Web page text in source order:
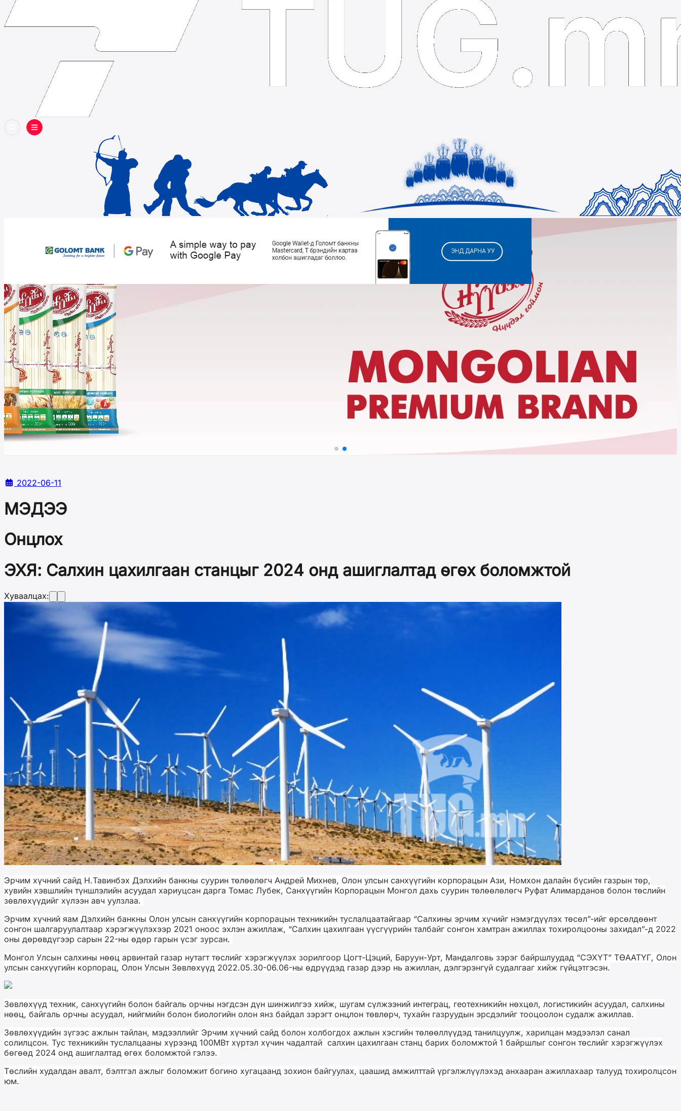
2022-06-11
МЭДЭЭ
Онцлох
ЭХЯ: Салхин цахилгаан станцыг 2024 онд ашиглалтад өгөх боломжтой
Хуваалцах:
Эрчим хүчний сайд Н.Тавинбэх Дэлхийн банкны суурин төлөөлөгч Андрей Михнев, Олон улсын санхүүгийн корпорацын Ази, Номхон далайн бүсийн газрын төр,
хувийн хэвшлийн түншлэлийн асуудал хариуцсан дарга Томас Лубек, Санхүүгийн Корпорацын Монгол дахь суурин төлөөлөлөгч Руфат Алимарданов болон төслийн
зөвлөхүүдийг хүлээн авч уулзлаа.
Эрчим хүчний яам Дэлхийн банкны Олон улсын санхүүгийн корпорацын техникийн туслалцаатайгаар “Салхины эрчим хүчийг нэмэгдүүлэх төсөл”-ийг өрсөлдөөнт
сонгон шалгаруулалтаар хэрэгжүүлэхээр 2021 оноос эхлэн ажиллаж, “Салхин цахилгаан үүсгүүрийн талбайг сонгон хамтран ажиллах тохиролцооны захидал”-д 2022
оны дөрөвдүгээр сарын 22-ны өдөр гарын үсэг зурсан.
Монгол Улсын салхины нөөц арвинтай газар нутагт төслийг хэрэгжүүлэх зорилгоор Цогт-Цэций, Баруун-Урт, Мандалговь зэрэг байршлуудад “СЭХҮТ” ТӨААТҮГ, Олон
улсын санхүүгийн корпорац, Олон Улсын Зөвлөхүүд 2022.05.30-06.06-ны өдрүүдэд газар дээр нь ажиллан, дэлгэрэнгүй судалгааг хийж гүйцэтгэсэн.
Зөвлөхүүд техник, санхүүгийн болон байгаль орчны нэгдсэн дүн шинжилгээ хийж, шугам сүлжээний интеграц, геотехникийн нөхцөл, логистикийн асуудал, салхины
нөөц, байгаль орчны асуудал, нийгмийн болон биологийн олон янз байдал зэрэгт онцлон төвлөрч, тухайн газруудын эрсдэлийг тооцоолон судалж ажиллав.
Зөвлөхүүдийн зүгээс ажлын тайлан, мэдээллийг Эрчим хүчний сайд болон холбогдох ажлын хэсгийн төлөөллүүдэд танилцуулж, харилцан мэдээлэл санал
солилцсон. Тус техникийн туслалцааны хүрээнд 100МВт хүртэл хүчин чадалтай салхин цахилгаан станц барих боломжтой 1 байршлыг сонгон төслийг хэрэгжүүлэх
бөгөөд 2024 онд ашиглалтад өгөх боломжтой гэлээ.
Төслийн худалдан авалт, бэлтгэл ажлыг боломжит богино хугацаанд зохион байгуулах, цаашид амжилттай үргэлжлүүлэхэд анхааран ажиллахаар талууд тохиролцсон
юм.